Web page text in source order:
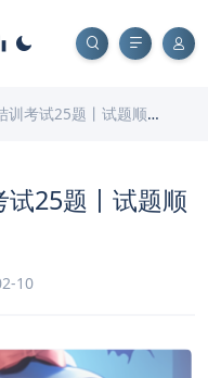
题丨试题顺序随机，答案固定。
试25题丨试题顺
10